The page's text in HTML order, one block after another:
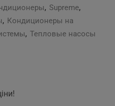
, Supreme,
, Кондиционеры на
, Тепловые насосы